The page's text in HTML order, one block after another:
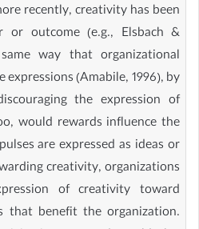
recently, creativity has been
or outcome (e.g., Elsbach &
way that organizational
(Amabile, 1996), by
the expression of
would rewards influence the
are expressed as ideas or
creativity, organizations
of creativity toward
that benefit the organization.